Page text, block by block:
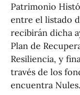
Patrimonio
entre el listado
recibirán dicha
Plan de
Resiliencia, y
través de los
encuentra Nules.